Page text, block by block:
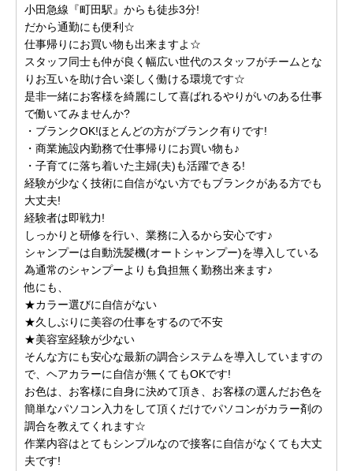
小田急線『町田駅』からも徒歩3分!
だから通勤にも便利☆
仕事帰りにお買い物も出来ますよ☆
スタッフ同士も仲が良く幅広い世代のスタッフがチームとな
りお互いを助け合い楽しく働ける環境です☆
是非一緒にお客様を綺麗にして喜ばれるやりがいのある仕事
で働いてみませんか?
・ブランクOK!ほとんどの方がブランク有りです!
・商業施設内勤務で仕事帰りにお買い物も♪
・子育てに落ち着いた主婦(夫)も活躍できる!
経験が少なく技術に自信がない方でもブランクがある方でも
大丈夫!
経験者は即戦力!
しっかりと研修を行い、業務に入るから安心です♪
シャンプーは自動洗髪機(オートシャンプー)を導入している
為通常のシャンプーよりも負担無く勤務出来ます♪
他にも、
★カラー選びに自信がない
★久しぶりに美容の仕事をするので不安
★美容室経験が少ない
そんな方にも安心な最新の調合システムを導入していますの
で、ヘアカラーに自信が無くてもOKです!
お色は、お客様に自身に決めて頂き、お客様の選んだお色を
簡単なパソコン入力をして頂くだけでパソコンがカラー剤の
調合を教えてくれます☆
作業内容はとてもシンプルなので接客に自信がなくても大丈
夫です!